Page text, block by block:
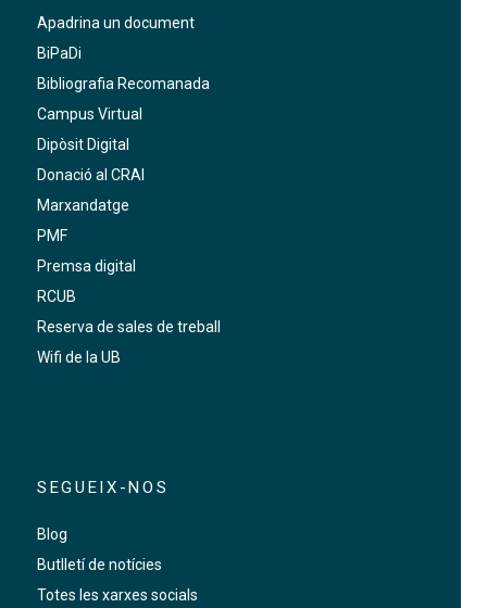
Apadrina un document
BiPaDi
Bibliografia Recomanada
Campus Virtual
Dipòsit Digital
Donació al CRAI
Marxandatge
PMF
Premsa digital
RCUB
Reserva de sales de treball
Wifi de la UB
SEGUEIX-NOS
Blog
Butlletí de notícies
Totes les xarxes socials